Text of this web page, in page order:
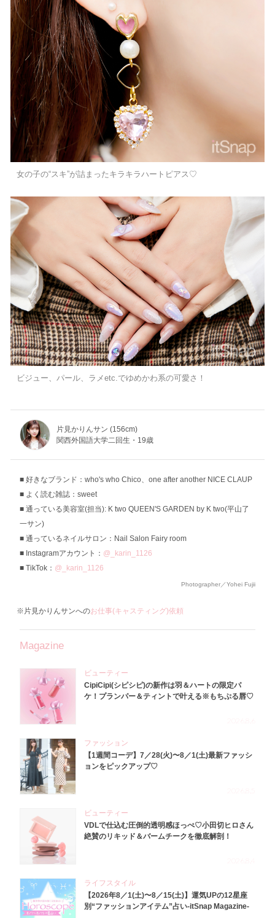
女の子の“スキ”が詰まったキラキラハートピアス♡
ビジュー、パール、ラメetc.でゆめかわ系の可愛さ！
片見かりんサン (156cm)
関西外国語大学二回生・19歳
好きなブランド：who's who Chico、one after another NICE CLAUP
よく読む雑誌：sweet
通っている美容室(担当): K two QUEEN'S GARDEN by K two(平山了
一サン)
通っているネイルサロン：Nail Salon Fairy room
Instagramアカウント： @_karin_1126
TikTok： @_karin_1126
Photographer／Yohei Fujii
※片見かりんサンへのお仕事(キャスティング)依頼
Magazine
ビューティー
CipiCipi(シピシピ)の新作は羽＆ハートの限定パ
ケ！プランパー＆ティントで叶える※もちぷる唇♡
ファッション
【1週間コーデ】7／28(火)〜8／1(土)最新ファッシ
ョンをピックアップ♡
ビューティー
VDLで仕込む圧倒的透明感ほっぺ♡小田切ヒロさん
絶賛のリキッド＆バームチークを徹底解剖！
ライフスタイル
【2026年8／1(土)〜8／15(土)】運気UPの12星座
別“ファッションアイテム”占い-itSnap Magazine-